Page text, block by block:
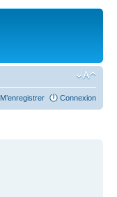
M’enregistrer Connexion